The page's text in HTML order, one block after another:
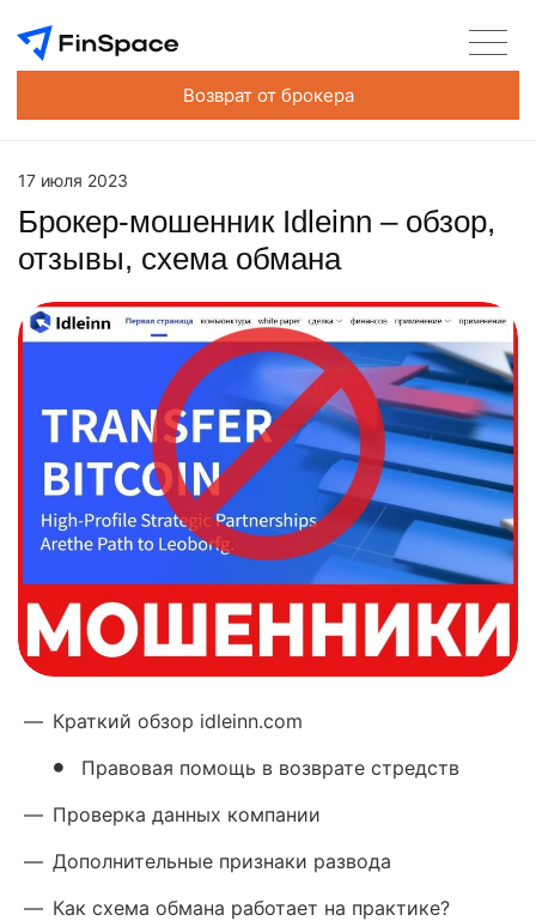
Возврат от брокера
17 июля 2023
Брокер-мошенник Idleinn – обзор,
отзывы, схема обмана
— Краткий обзор idleinn.com
Правовая помощь в возврате стредств
— Проверка данных компании
— Дополнительные признаки развода
— Как схема обмана работает на практике?